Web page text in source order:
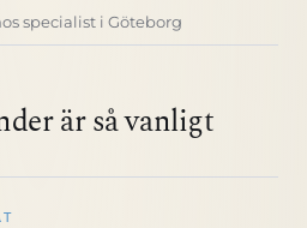
specialist i Göteborg
är så vanligt